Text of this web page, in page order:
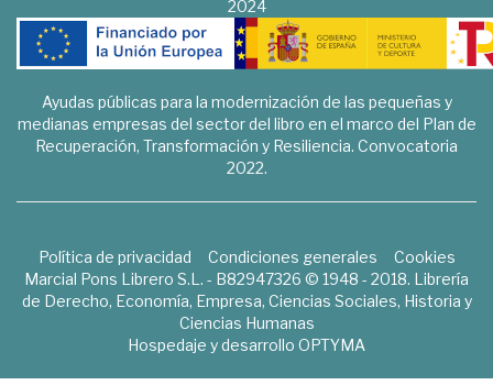
2024
Ayudas públicas para la modernización de las pequeñas y
medianas empresas del sector del libro en el marco del Plan de
Recuperación, Transformación y Resiliencia. Convocatoria
2022.
Política de privacidad Condiciones generales
Cookies
Marcial Pons Librero S.L. - B82947326 © 1948 - 2018. Librería
de Derecho, Economía, Empresa, Ciencias Sociales, Historia y
Ciencias Humanas
Hospedaje y desarrollo OPTYMA